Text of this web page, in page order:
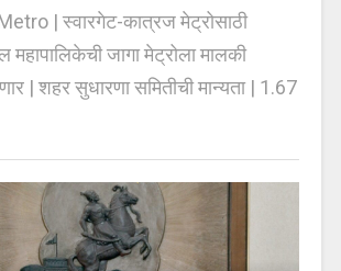
| स्वारगेट-कात्रज मेट्रोसाठी
महापालिकेची जागा मेट्रोला मालकी
| शहर सुधारणा समितीची मान्यता | 1.67